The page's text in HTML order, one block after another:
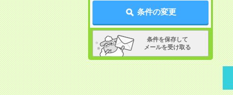
条件の変更
条件を保存して
メールを受け取る